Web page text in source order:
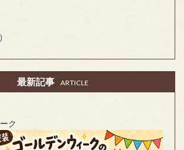
最新記事 ARTICLE
ク